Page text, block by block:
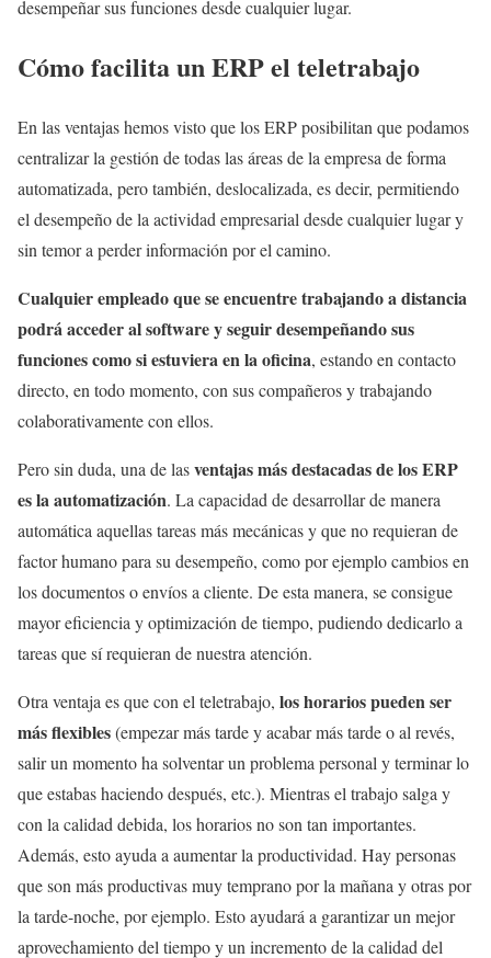
desempeñar sus funciones desde cualquier lugar.
Cómo facilita un ERP el teletrabajo
En las ventajas hemos visto que los ERP posibilitan que podamos
centralizar la gestión de todas las áreas de la empresa de forma
automatizada, pero también, deslocalizada, es decir, permitiendo
el desempeño de la actividad empresarial desde cualquier lugar y
sin temor a perder información por el camino.
Cualquier empleado que se encuentre trabajando a distancia
podrá acceder al software y seguir desempeñando sus
funciones como si estuviera en la oficina, estando en contacto
directo, en todo momento, con sus compañeros y trabajando
colaborativamente con ellos.
Pero sin duda, una de lasventajas más destacadas de los ERP
es la automatización. La capacidad de desarrollar de manera
automática aquellas tareas más mecánicas y que no requieran de
factor humano para su desempeño, como por ejemplo cambios en
los documentos o envíos a cliente. De esta manera, se consigue
mayor eficiencia y optimización de tiempo, pudiendo dedicarlo a
tareas que sí requieran de nuestra atención.
Otra ventaja es que con el teletrabajo, los horarios pueden ser
más flexibles(empezar más tarde y acabar más tarde o al revés,
salir un momento ha solventar un problema personal y terminar lo
que estabas haciendo después, etc.). Mientras el trabajo salga y
con la calidad debida, los horarios no son tan importantes.
Además, esto ayuda a aumentar la productividad. Hay personas
que son más productivas muy temprano por la mañana y otras por
la tarde-noche, por ejemplo. Esto ayudará a garantizar un mejor
aprovechamiento del tiempo y un incremento de la calidad del